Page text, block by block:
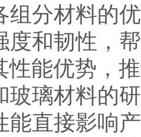
组分材料的
度和韧性，
性能优势，
玻璃材料的
能直接影响